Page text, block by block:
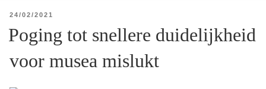
GEPLAATST
24/02/2021
Poging tot snellere duidelijkheid
voor musea mislukt